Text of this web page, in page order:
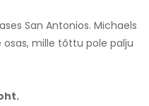
San Antonios. Michaels
mille tõttu pole palju